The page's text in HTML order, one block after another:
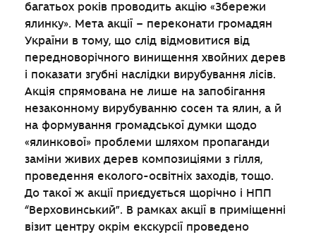
багатьох років проводить акцію «Збережи
ялинку». Мета акції – переконати громадян
України в тому, що слід відмовитися від
передноворічного винищення хвойних дерев
і показати згубні наслідки вирубування лісів.
Акція спрямована не лише на запобігання
незаконному вирубуванню сосен та ялин, а й
на формування громадської думки щодо
«ялинкової» проблеми шляхом пропаганди
заміни живих дерев композиціями з гілля,
проведення еколого-освітніх заходів, тощо.
До такої ж акції приєдується щорічно і НПП
“Верховинський”. В рамках акції в приміщенні
візит центру окрім екскурсії проведено